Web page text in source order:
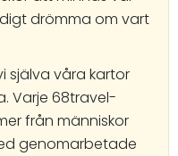
drömma om vart
själva våra kartor
Varje 68travel-
från människor
genomarbetade